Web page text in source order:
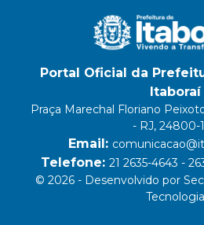
Portal Oficial da
Itaboraí
Praça Marechal Floriano
- RJ, 24800-
Email:
Telefone: 21 2635-4643 -
© 2026 - Desenvolvido por
Tecnologia